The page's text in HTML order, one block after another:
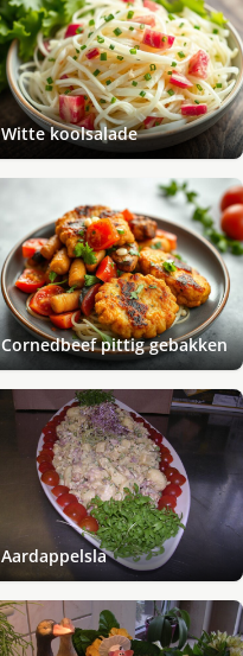
Witte koolsalade
Cornedbeef pittig gebakken
Aardappelsla